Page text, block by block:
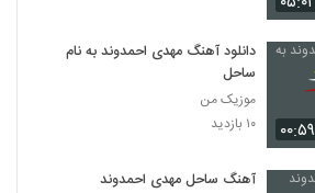
۰۰:۵۹
دانلود آهنگ مهدی احمدوند به نام
ساحل
موزیک من
۱۰ بازدید
آهنگ ساحل مهدی احمدوند